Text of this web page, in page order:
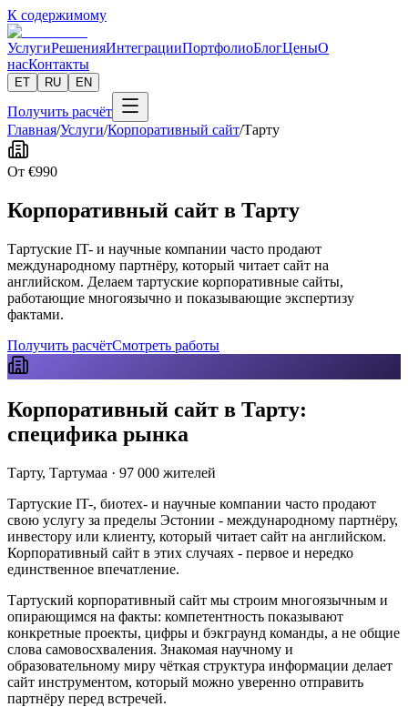
К содержимому
УслугиРешенияИнтеграцииПортфолиоБлогЦеныО
насКонтакты
ET RU EN
Получить расчёт
Главная/Услуги/Корпоративный сайт/Тарту
От €990
Корпоративный сайт в Тарту
Тартуские IT- и научные компании часто продают
международному партнёру, который читает сайт на
английском. Делаем тартуские корпоративные сайты,
работающие многоязычно и показывающие экспертизу
фактами.
Получить расчётСмотреть работы
Корпоративный сайт в Тарту:
специфика рынка
Тарту, Тартумаа · 97 000 жителей
Тартуские IT-, биотех- и научные компании часто продают
свою услугу за пределы Эстонии - международному партнёру,
инвестору или клиенту, который читает сайт на английском.
Корпоративный сайт в этих случаях - первое и нередко
единственное впечатление.
Тартуский корпоративный сайт мы строим многоязычным и
опирающимся на факты: компетентность показывают
конкретные проекты, цифры и бэкграунд команды, а не общие
слова самовосхваления. Знакомая научному и
образовательному миру чёткая структура информации делает
сайт инструментом, который можно уверенно отправить
партнёру перед встречей.